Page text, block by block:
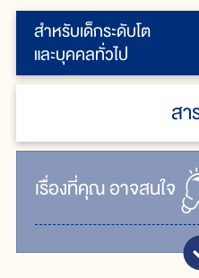
สำหรับเด็กระดับโต
และบุคคลทั่วไป
ส
เรื่ิองที่คุณอาจสนใจ